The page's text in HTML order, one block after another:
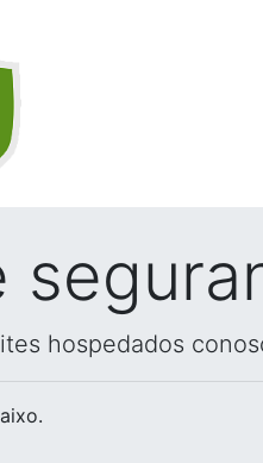
hospedados